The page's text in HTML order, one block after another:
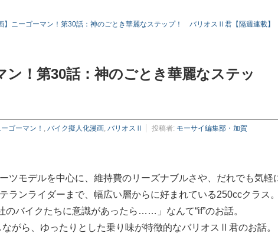
】ニーゴーマン！第30話：神のごとき華麗なステップ！ バリオスⅡ君【隔週連載】
ン！第30話：神のごとき華麗なステッ
ーゴーマン！ バイク擬人化漫画 バリオスⅡ 投稿者: モーサイ編集部・加賀
ツモデルを中心に、維持費のリーズナブルさや、だれでも気軽
ランライダーまで、幅広い層からに好まれている250ccクラス
のバイクたちに意識があったら……」なんて“if”のお話。
がら、ゆったりとした乗り味が特徴的なバリオスⅡ君のお話。